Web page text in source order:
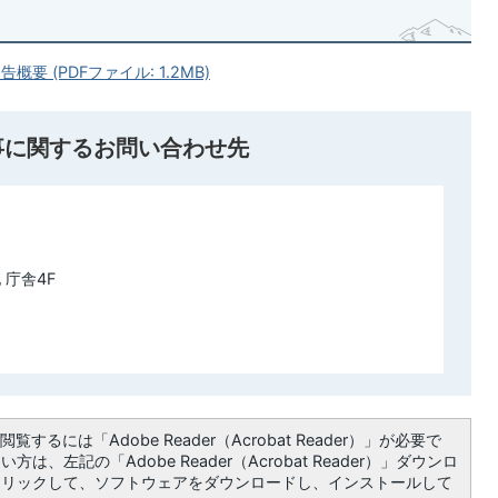
概要 (PDFファイル: 1.2MB)
関するお問い合わせ先
庁舎4F
覧するには「Adobe Reader（Acrobat Reader）」が必要で
方は、左記の「Adobe Reader（Acrobat Reader）」ダウンロ
ックして、ソフトウェアをダウンロードし、インストールして